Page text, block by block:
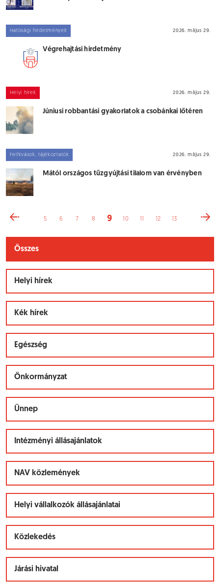
Hatósági hirdetmények 2026. május 29.
Végrehajtási hirdetmény
Helyi hírek 2026. május 29.
Júniusi robbantási gyakorlatok a csobánkai lőtéren
Felhívások, tájékoztatók 2026. május 29.
Mától országos tűzgyújtási tilalom van érvényben
5 6 7 8 9 10 12 13
Összes
Helyi hírek
Kék hírek
Egészség
Önkormányzat
Ünnep
Intézményi állásajánlatok
NAV közlemények
Helyi vállalkozók állásajánlatai
Közlekedés
Járási hivatal